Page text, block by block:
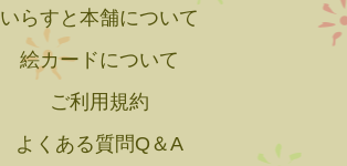
いらすと本舗について
絵カードについて
ご利用規約
よくある質問Q＆A